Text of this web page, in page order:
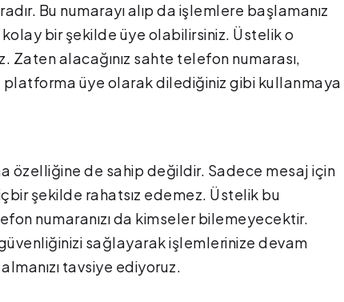
Bu numarayı alıp da işlemlere başlamanız
bir şekilde üye olabilirsiniz. Üstelik o
Zaten alacağınız sahte telefon numarası,
platforma üye olarak dilediğiniz gibi kullanmaya
özelliğine de sahip değildir. Sadece mesaj için
şekilde rahatsız edemez. Üstelik bu
numaranızı da kimseler bilemeyecektir.
sağlayarak işlemlerinize devam
tavsiye ediyoruz.